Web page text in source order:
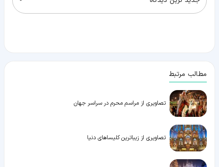
مطالب مرتبط
تصاویری از مراسم محرم در سراسر جهان
تصاویری از زیباترین کلیساهای دنیا